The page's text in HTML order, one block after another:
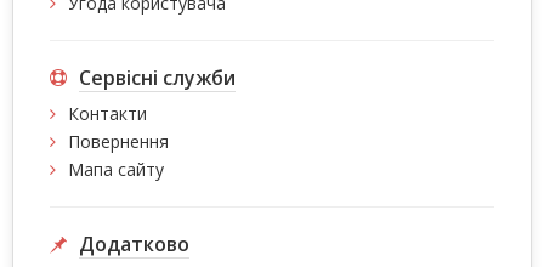
Сервісні служби
Контакти
Повернення
Мапа сайту
Додатково